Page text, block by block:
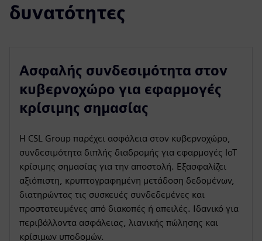
δυνατότητες
Ασφαλής συνδεσιμότητα στον
κυβερνοχώρο για εφαρμογές
κρίσιμης σημασίας
Η CSL Group παρέχει ασφάλεια στον κυβερνοχώρο,
συνδεσιμότητα διπλής διαδρομής για εφαρμογές IoT
κρίσιμης σημασίας για την αποστολή. Εξασφαλίζει
αξιόπιστη, κρυπτογραφημένη μετάδοση δεδομένων,
διατηρώντας τις συσκευές συνδεδεμένες και
προστατευμένες από διακοπές ή απειλές. Ιδανικό για
περιβάλλοντα ασφάλειας, λιανικής πώλησης και
κρίσιμων υποδομών.